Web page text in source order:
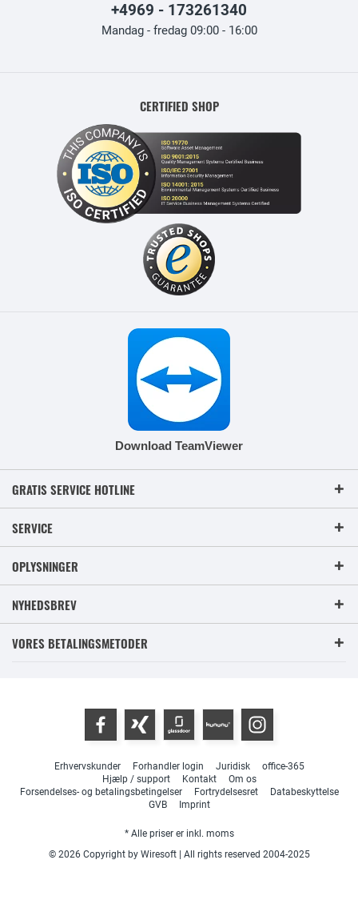
+4969 - 173261340
Mandag - fredag 09:00 - 16:00
CERTIFIED SHOP
Download TeamViewer
GRATIS SERVICE HOTLINE
SERVICE
OPLYSNINGER
NYHEDSBREV
VORES BETALINGSMETODER
Erhvervskunder Forhandler login Juridisk
office-365
Hjælp / support
Kontakt
Om os
Forsendelses- og betalingsbetingelser
Fortrydelsesret
Databeskyttelse
GVB
Imprint
* Alle priser er inkl. moms
© 2026 Copyright by Wiresoft | All rights reserved 2004-2025